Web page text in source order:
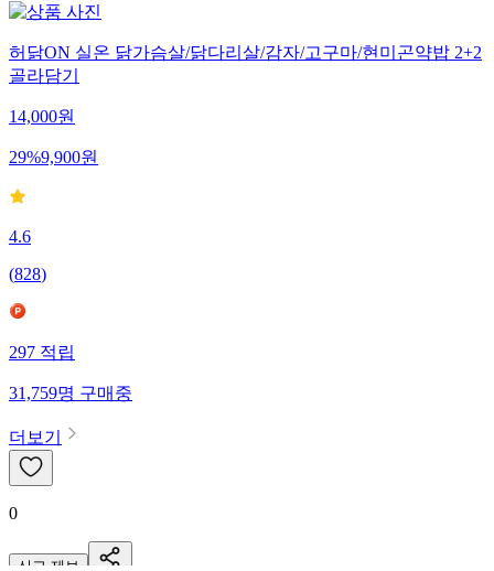
허닭ON 실온 닭가슴살/닭다리살/감자/고구마/현미곤약밥 2+2
골라담기
14,000원
29%9,900원
4.6
(828)
297적립
31,759명구매중
더보기
0